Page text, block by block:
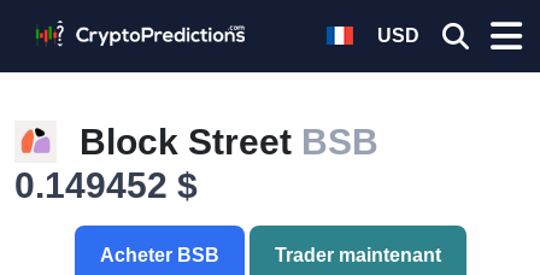
USD
Block Street BSB
0.149452 $
Acheter BSB Trader maintenant